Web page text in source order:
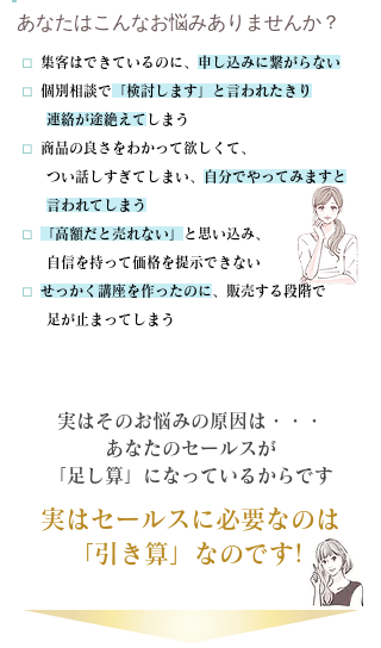
あなたはこんなお悩みありませんか？
⬜︎ 集客はできているのに、 申し込みに繋がらない
⬜︎ 個別相談で 「検討します」と言われたきり
連絡が途絶えて しまう
⬜︎ 商品の良さをわかって欲しくて、
つい話しすぎてしまい、
自分でやってみますと
言われてしまう
⬜︎
「高額だと売れない」
と思い込み、
自信を持って価格を提示できない
⬜︎ せっかく講座を作ったのに
、販売する段階で
足が止まってしまう
実はそのお悩みの原因は・・・
あなたのセールスが
「足し算」になっているからです
実はセールスに必要なのは
​「引き算」なのです!!